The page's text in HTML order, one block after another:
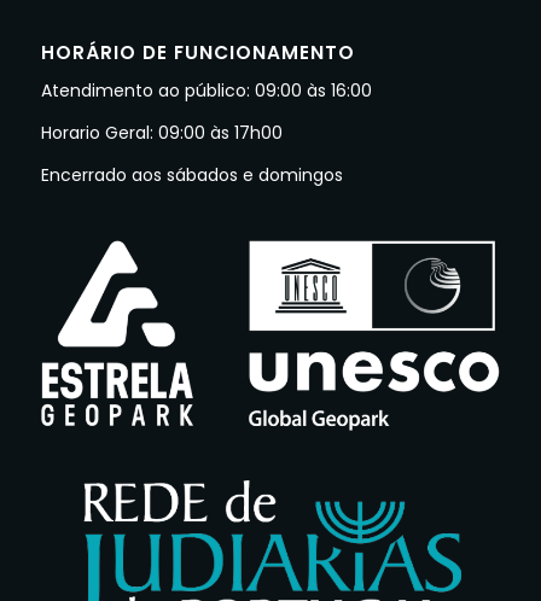
HORÁRIO DE FUNCIONAMENTO
Atendimento ao público: 09:00 às 16:00
Horario Geral: 09:00 às 17h00
Encerrado aos sábados e domingos